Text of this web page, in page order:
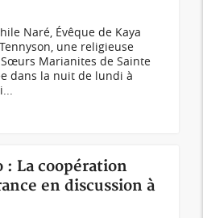
Naré, Évêque de Kaya
une religieuse
Marianites de Sainte
dans la nuit de lundi à
: La coopération
en discussion à